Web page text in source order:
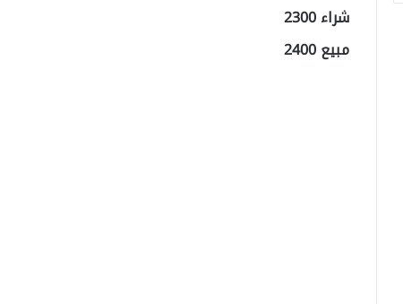
شراء 2300
مبيع 2400